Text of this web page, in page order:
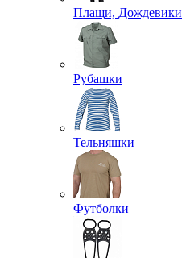
Плащи, Дождевики
Рубашки
Тельняшки
Футболки